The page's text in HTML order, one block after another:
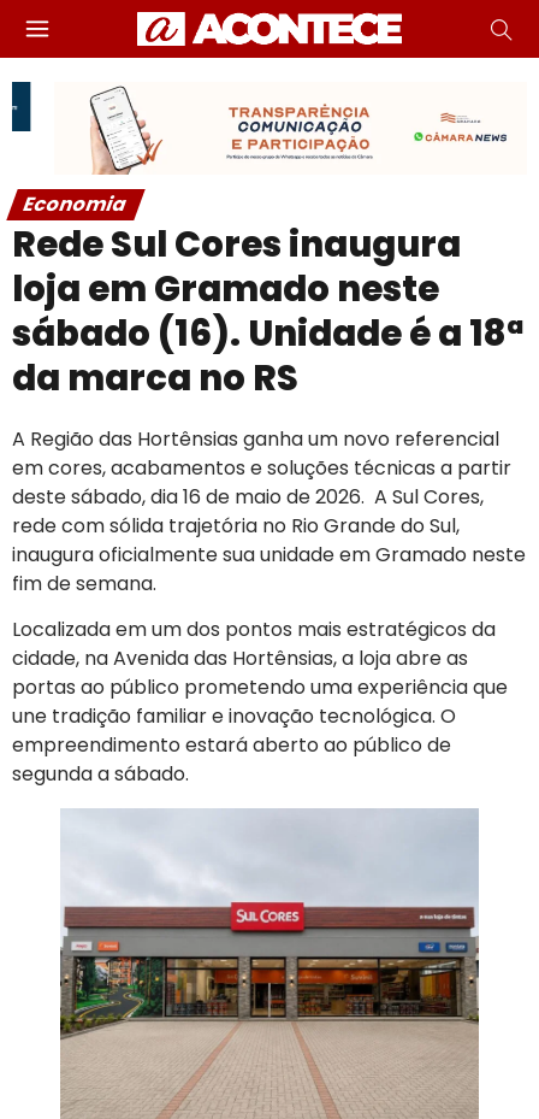
Economia
Rede Sul Cores inaugura
loja em Gramado neste
sábado (16). Unidade é a 18ª
da marca no RS
A Região das Hortênsias ganha um novo referencial
em cores, acabamentos e soluções técnicas a partir
deste sábado, dia 16 de maio de 2026. A Sul Cores,
rede com sólida trajetória no Rio Grande do Sul,
inaugura oficialmente sua unidade em Gramado neste
fim de semana.
Localizada em um dos pontos mais estratégicos da
cidade, na Avenida das Hortênsias, a loja abre as
portas ao público prometendo uma experiência que
une tradição familiar e inovação tecnológica. O
empreendimento estará aberto ao público de
segunda a sábado.